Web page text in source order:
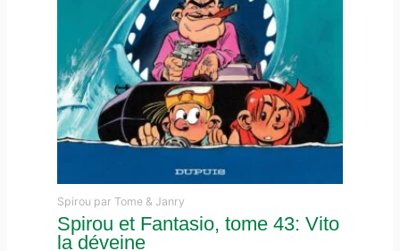
Spirou par Tome & Janry
Spirou et Fantasio, tome 43: Vito
la déveine